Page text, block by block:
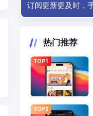
订阅更新更及时，
热门推荐
TOP1
TOP2